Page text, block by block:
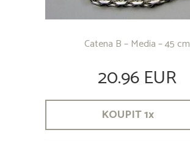
Catena B – Media – 45 cm
20.96 EUR
KOUPIT1x